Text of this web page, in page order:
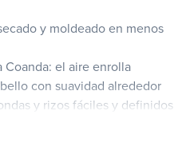
y moldeado en menos
el aire enrolla
con suavidad alrededor
y rizos fáciles y definidos
calor excesivo